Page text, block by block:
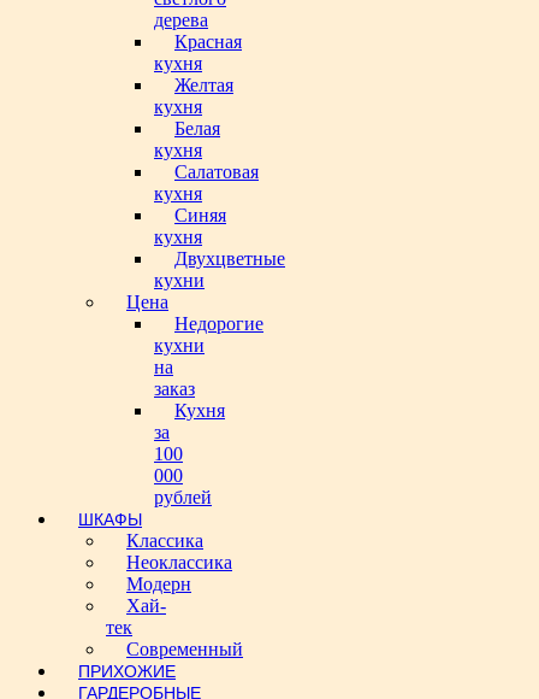
дерева
Красная
кухня
Желтая
кухня
Белая
кухня
Салатовая
кухня
Синяя
кухня
Двухцветные
кухни
Цена
Недорогие
кухни
на
заказ
Кухня
за
100
000
рублей
ШКАФЫ
Классика
Неоклассика
Модерн
Хай-
тек
Современный
ПРИХОЖИЕ
ГАРДЕРОБНЫЕ